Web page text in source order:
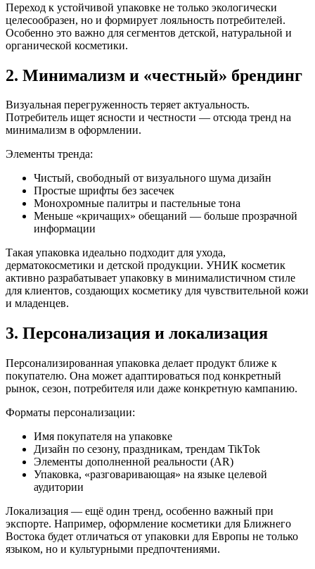
Переход к устойчивой упаковке не только экологически
целесообразен, но и формирует лояльность потребителей.
Особенно это важно для сегментов детской, натуральной и
органической косметики.
2. Минимализм и «честный» брендинг
Визуальная перегруженность теряет актуальность.
Потребитель ищет ясности и честности — отсюда тренд на
минимализм в оформлении.
Элементы тренда:
Чистый, свободный от визуального шума дизайн
Простые шрифты без засечек
Монохромные палитры и пастельные тона
Меньше «кричащих» обещаний — больше прозрачной
информации
Такая упаковка идеально подходит для ухода,
дерматокосметики и детской продукции. УНИК косметик
активно разрабатывает упаковку в минималистичном стиле
для клиентов, создающих косметику для чувствительной кожи
и младенцев.
3. Персонализация и локализация
Персонализированная упаковка делает продукт ближе к
покупателю. Она может адаптироваться под конкретный
рынок, сезон, потребителя или даже конкретную кампанию.
Форматы персонализации:
Имя покупателя на упаковке
Дизайн по сезону, праздникам, трендам TikTok
Элементы дополненной реальности (AR)
Упаковка, «разговаривающая» на языке целевой
аудитории
Локализация — ещё один тренд, особенно важный при
экспорте. Например, оформление косметики для Ближнего
Востока будет отличаться от упаковки для Европы не только
языком, но и культурными предпочтениями.